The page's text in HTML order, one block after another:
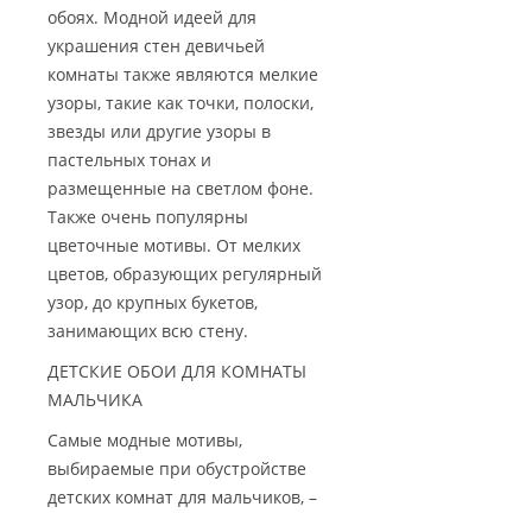
обоях. Модной идеей для
украшения стен девичьей
комнаты также являются мелкие
узоры, такие как точки, полоски,
звезды или другие узоры в
пастельных тонах и
размещенные на светлом фоне.
Также очень популярны
цветочные мотивы. От мелких
цветов, образующих регулярный
узор, до крупных букетов,
занимающих всю стену.
ДЕТСКИЕ ОБОИ ДЛЯ КОМНАТЫ
МАЛЬЧИКА
Самые модные мотивы,
выбираемые при обустройстве
детских комнат для мальчиков, –